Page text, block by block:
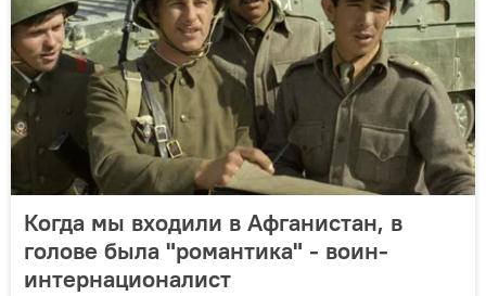
Когда мы входили в Афганистан, в
голове была "романтика" - воин-
интернационалист